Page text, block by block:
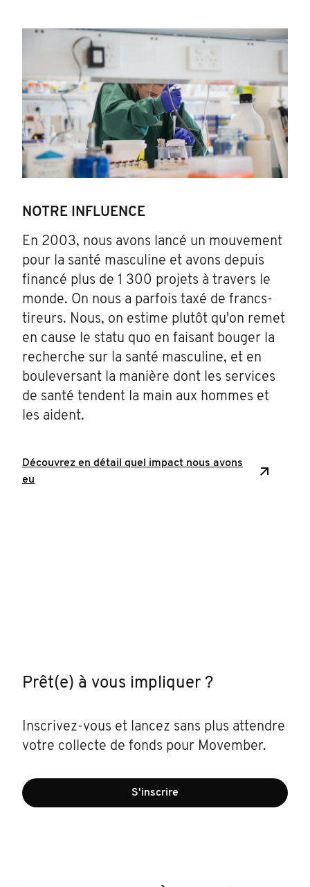
NOTRE INFLUENCE
En 2003, nous avons lancé un mouvement
pour la santé masculine et avons depuis
financé plus de 1 300 projets à travers le
monde. On nous a parfois taxé de francs-
tireurs. Nous, on estime plutôt qu'on remet
en cause le statu quo en faisant bouger la
recherche sur la santé masculine, et en
bouleversant la manière dont les services
de santé tendent la main aux hommes et
les aident.
Découvrez en détail quel impact nous avons
eu
Prêt(e) à vous impliquer ?
Inscrivez-vous et lancez sans plus attendre
votre collecte de fonds pour Movember.
S'inscrire